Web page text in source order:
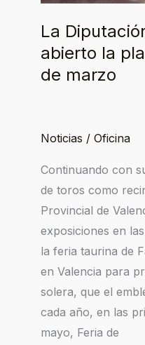
La
abierto la
de marzo
Noticias / Oficina
Continuando con
de toros como
Provincial de
exposiciones en
la feria taurina de
en Valencia para
solera, que el
cada año, en las
mayo, Feria de
el
21
de